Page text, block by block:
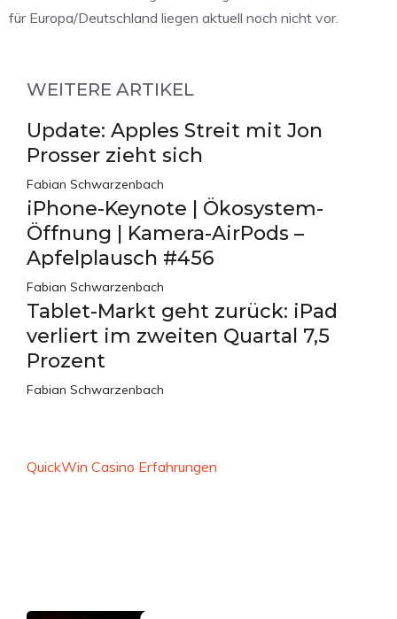
für Europa/Deutschland liegen aktuell noch nicht vor.
WEITERE ARTIKEL
Update: Apples Streit mit Jon
Prosser zieht sich
Fabian Schwarzenbach
iPhone-Keynote | Ökosystem-
Öffnung | Kamera-AirPods –
Apfelplausch #456
Fabian Schwarzenbach
Tablet-Markt geht zurück: iPad
verliert im zweiten Quartal 7,5
Prozent
Fabian Schwarzenbach
QuickWin Casino Erfahrungen